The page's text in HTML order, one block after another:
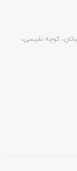
کوچه نفیسی،